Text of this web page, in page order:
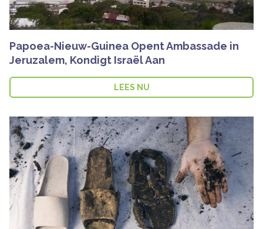
Papoea-Nieuw-Guinea Opent Ambassade in
Jeruzalem, Kondigt Israël Aan
LEES NU